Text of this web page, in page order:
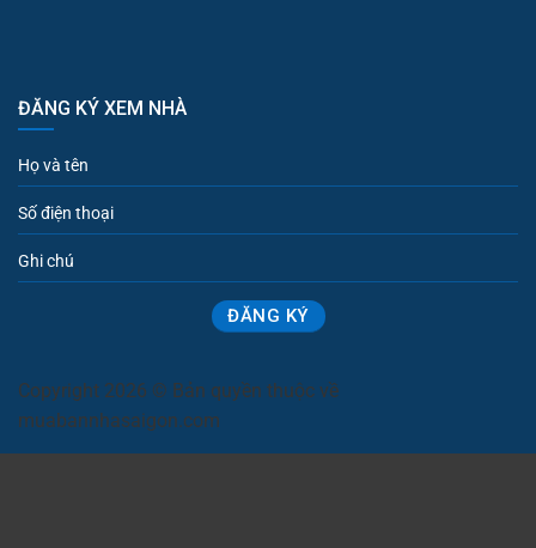
ĐĂNG KÝ XEM NHÀ
Copyright 2026 © Bản quyền thuộc về
muabannhasaigon.com